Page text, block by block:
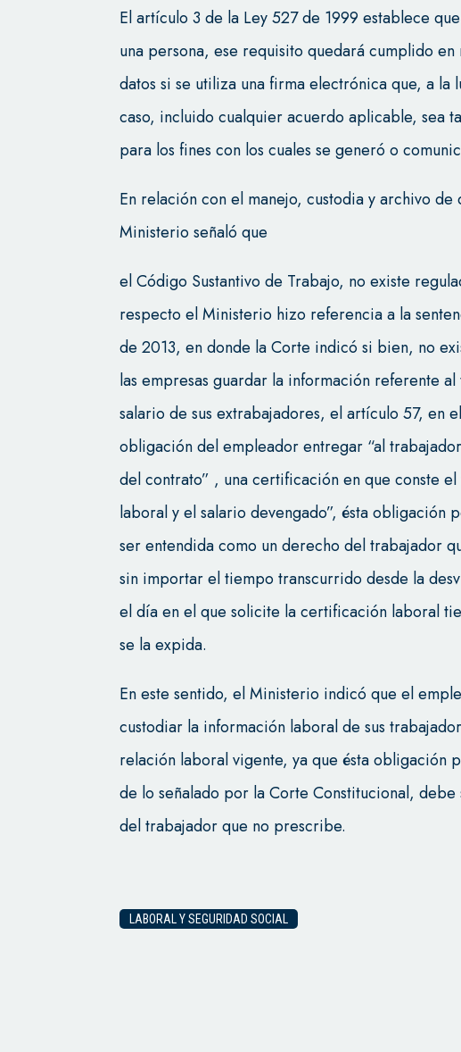
El artículo 3 de la Ley 527 de 1999 establece
una persona, ese requisito quedará cumplido
datos si se utiliza una firma electrónica que, a la
caso, incluido cualquier acuerdo aplicable, sea
para los fines con los cuales se generó o
En relación con el manejo, custodia y archivo
Ministerio señaló que
el Código Sustantivo de Trabajo, no existe
respecto el Ministerio hizo referencia a la
de 2013, en donde la Corte indicó si bien, no
las empresas guardar la información referente
salario de sus extrabajadores, el artículo 57, en
obligación del empleador entregar “al
del contrato” , una certificación en que conste
laboral y el salario devengado”, ésta
ser entendida como un derecho del trabajador
sin importar el tiempo transcurrido desde la
el día en el que solicite la certificación laboral
se la expida.
En este sentido, el Ministerio indicó que el
custodiar la información laboral de sus
relación laboral vigente, ya que ésta obligación
de lo señalado por la Corte Constitucional,
del trabajador que no prescribe.
LABORAL Y SEGURIDAD SOCIAL